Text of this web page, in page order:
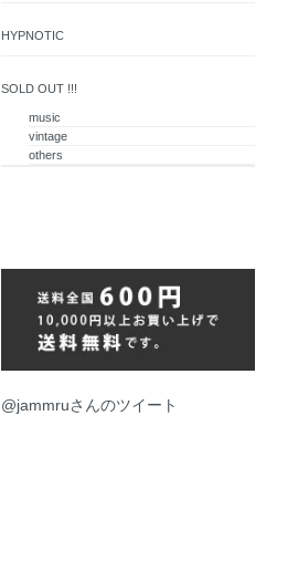
HYPNOTIC
SOLD OUT !!!
music
vintage
others
@jammruさんのツイート